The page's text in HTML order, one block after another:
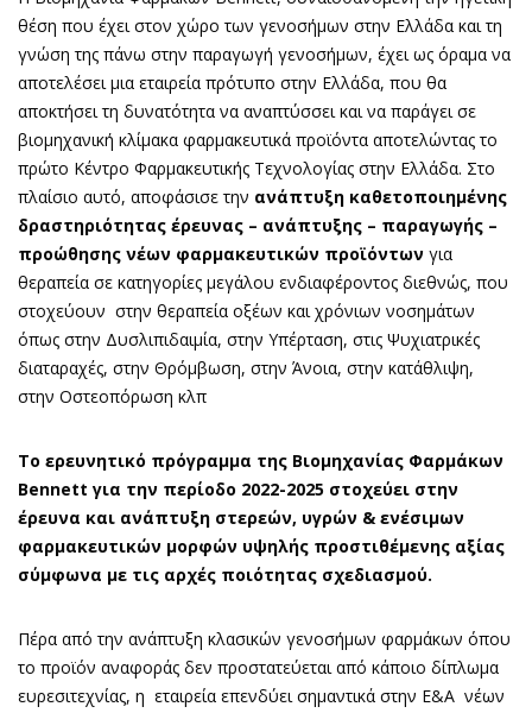
θέση που έχει στον χώρο των γενοσήμων στην Ελλάδα και τη
γνώση της πάνω στην παραγωγή γενοσήμων, έχει ως όραμα να
αποτελέσει μια εταιρεία πρότυπο στην Ελλάδα, που θα
αποκτήσει τη δυνατότητα να αναπτύσσει και να παράγει σε
βιομηχανική κλίμακα φαρμακευτικά προϊόντα αποτελώντας το
πρώτο Κέντρο Φαρμακευτικής Τεχνολογίας στην Ελλάδα. Στο
πλαίσιο αυτό, αποφάσισε την ανάπτυξη καθετοποιημένης
δραστηριότητας έρευνας – ανάπτυξης – παραγωγής –
προώθησης νέων φαρμακευτικών προϊόντων για
θεραπεία σε κατηγορίες μεγάλου ενδιαφέροντος διεθνώς, που
στοχεύουν στην θεραπεία οξέων και χρόνιων νοσημάτων
όπως στην Δυσλιπιδαιμία, στην Υπέρταση, στις Ψυχιατρικές
διαταραχές, στην Θρόμβωση, στην Άνοια, στην κατάθλιψη,
στην Οστεοπόρωση κλπ
Το ερευνητικό πρόγραμμα της Βιομηχανίας Φαρμάκων
Bennett για την περίοδο 2022-2025 στοχεύει στην
έρευνα και ανάπτυξη στερεών, υγρών & ενέσιμων
φαρμακευτικών μορφών υψηλής προστιθέμενης αξίας
σύμφωνα με τις αρχές ποιότητας σχεδιασμού.
Πέρα από την ανάπτυξη κλασικών γενοσήμων φαρμάκων όπου
το προϊόν αναφοράς δεν προστατεύεται από κάποιο δίπλωμα
ευρεσιτεχνίας, η εταιρεία επενδύει σημαντικά στην Ε&Α νέων